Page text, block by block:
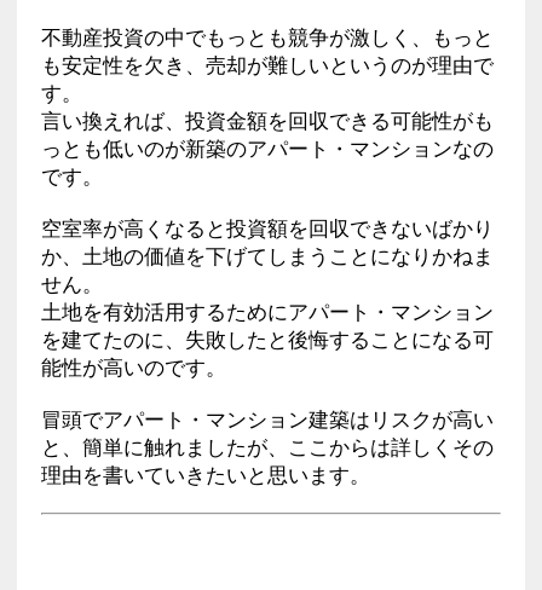
不動産投資の中でもっとも競争が激しく、もっと
も安定性を欠き、売却が難しいというのが理由で
す。
言い換えれば、投資金額を回収できる可能性がも
っとも低いのが新築のアパート・マンションなの
です。
空室率が高くなると投資額を回収できないばかり
か、土地の価値を下げてしまうことになりかねま
せん。
土地を有効活用するためにアパート・マンション
を建てたのに、失敗したと後悔することになる可
能性が高いのです。
冒頭でアパート・マンション建築はリスクが高い
と、簡単に触れましたが、ここからは詳しくその
理由を書いていきたいと思います。